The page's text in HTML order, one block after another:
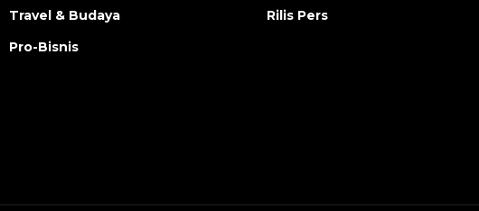
Travel & Budaya
Pro-Bisnis
Rilis Pers